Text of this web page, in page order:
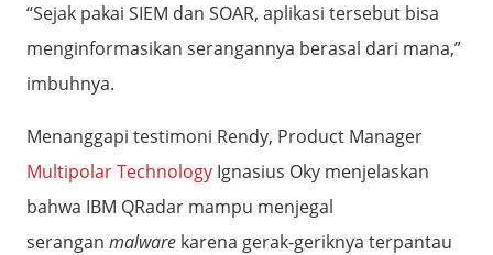
“Sejak pakai SIEM dan SOAR, aplikasi tersebut bisa
menginformasikan serangannya berasal dari mana,”
imbuhnya.
Menanggapi testimoni Rendy, Product Manager
Multipolar Technology Ignasius Oky menjelaskan
bahwa IBM QRadar mampu menjegal
serangan malware karena gerak-geriknya terpantau